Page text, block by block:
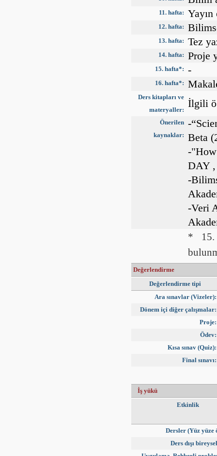
11. hafta:
12. hafta:
13. hafta: Tez
14. hafta: Proje
15. hafta*: -
16. hafta*:
Ders kitapları ve
materyaller:
İlgili
Önerilen
kaynaklar:
-
Beta
-
DAY
-
-Veri
* 15.
Değerlendirme
Değerlendirme tipi
Ara sınavlar (Vizeler):
Dönem içi diğer çalışmalar:
Proje:
Ödev:
Kısa sınav (Quiz):
Final sınavı:
İş yükü
Etkinlik
Dersler (Yüz yüze
Ders dışı